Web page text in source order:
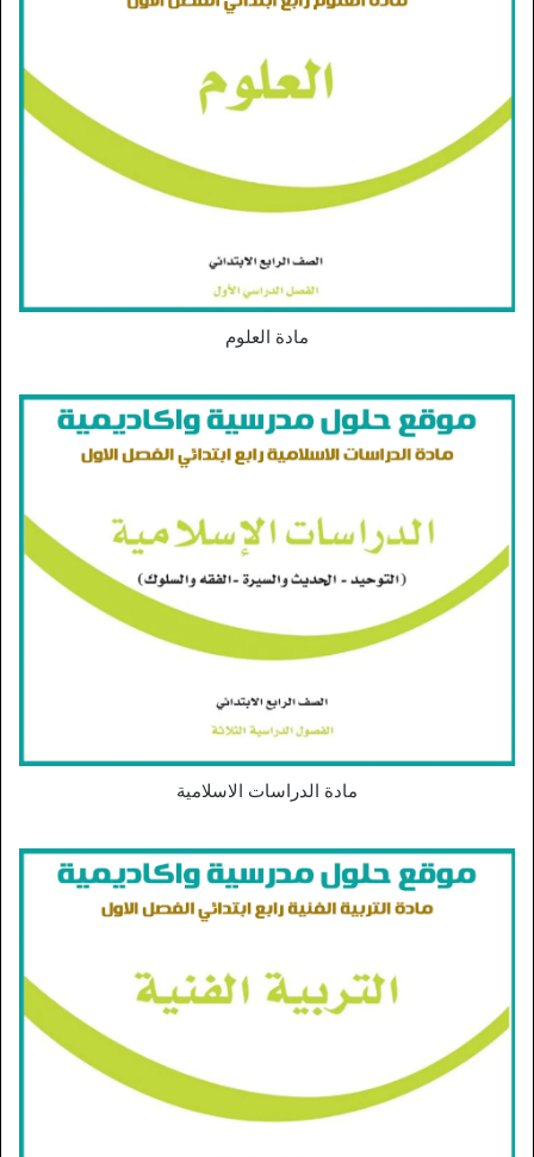
مادة العلوم
مادة الدراسات الاسلامية